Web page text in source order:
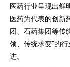
医药行业呈现出鲜
医药为代表的创新
团、石药集团等传
领、传统求变”的
进。